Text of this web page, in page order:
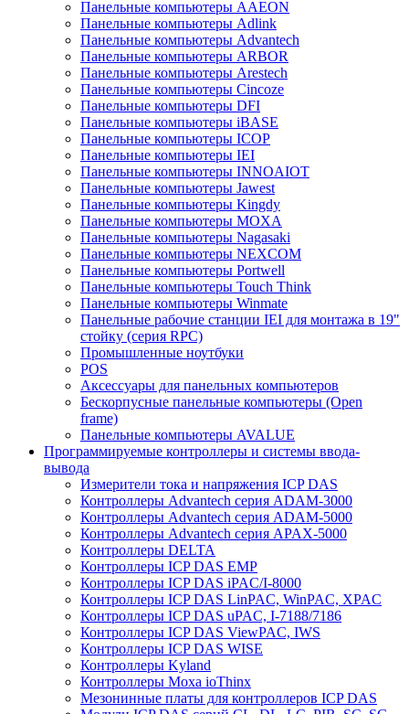
Панельные компьютеры AAEON
Панельные компьютеры Adlink
Панельные компьютеры Advantech
Панельные компьютеры ARBOR
Панельные компьютеры Arestech
Панельные компьютеры Cincoze
Панельные компьютеры DFI
Панельные компьютеры iBASE
Панельные компьютеры ICOP
Панельные компьютеры IEI
Панельные компьютеры INNOAIOT
Панельные компьютеры Jawest
Панельные компьютеры Kingdy
Панельные компьютеры MOXA
Панельные компьютеры Nagasaki
Панельные компьютеры NEXCOM
Панельные компьютеры Portwell
Панельные компьютеры Touch Think
Панельные компьютеры Winmate
Панельные рабочие станции IEI для монтажа в 19"
стойку (серия RPC)
Промышленные ноутбуки
POS
Аксессуары для панельных компьютеров
Бескорпусные панельные компьютеры (Open
frame)
Панельные компьютеры AVALUE
Программируемые контроллеры и системы ввода-
вывода
Измерители тока и напряжения ICP DAS
Контроллеры Advantech серия ADAM-3000
Контроллеры Advantech серия ADAM-5000
Контроллеры Advantech серия APAX-5000
Контроллеры DELTA
Контроллеры ICP DAS EMP
Контроллеры ICP DAS iPAC/I-8000
Контроллеры ICP DAS LinPAC, WinPAC, XPAC
Контроллеры ICP DAS uPAC, I-7188/7186
Контроллеры ICP DAS ViewPAC, IWS
Контроллеры ICP DAS WISE
Контроллеры Kyland
Контроллеры Moxa ioThinx
Мезонинные платы для контроллеров ICP DAS